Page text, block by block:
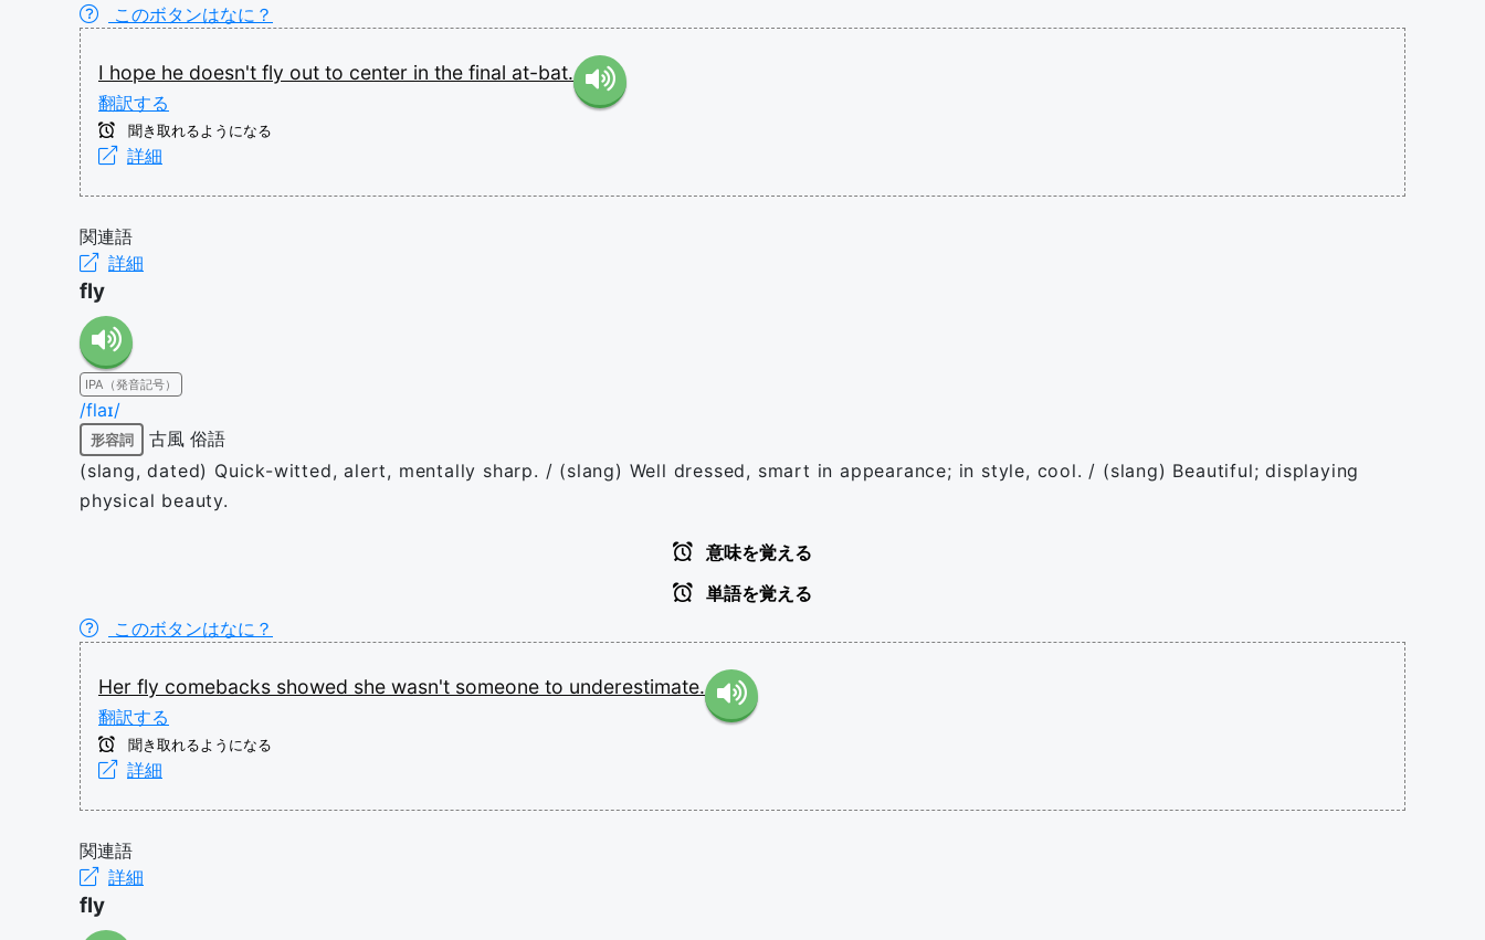
このボタンはなに？
I hope he doesn't fly out to center in the final at-bat.
翻訳する
聞き取れるようになる
詳細
関連語
詳細
fly
IPA（発音記号）
/flaɪ/
形容詞 古風 俗語
(slang, dated) Quick-witted, alert, mentally sharp. / (slang) Well dressed, smart in appearance; in style, cool. / (slang) Beautiful; displaying
physical beauty.
意味を覚える
単語を覚える
このボタンはなに？
Her fly comebacks showed she wasn't someone to underestimate.
翻訳する
聞き取れるようになる
詳細
関連語
詳細
fly